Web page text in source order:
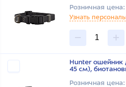
Розничная цена:
Узнать
Hunter ошейник
45 см),
Розничная цена: